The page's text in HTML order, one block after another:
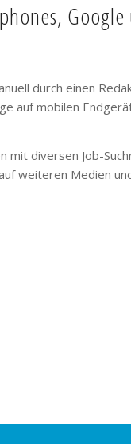
durch einen
auf mobilen
mit diversen Job-
weiteren Medien